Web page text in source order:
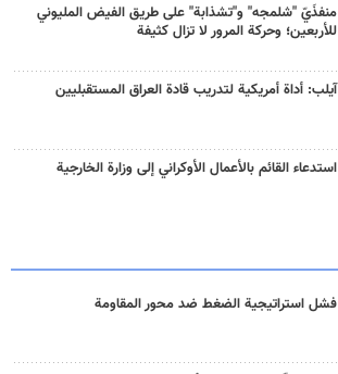
منفذَيّ "شلمجه" و"تشذابة" على طريق الفيض المليوني
للأربعين؛ وحركة المرور لا تزال كثيفة
آيلب: أداة أمريكية لتدريب قادة العراق المستقبليين
استدعاء القائم بالأعمال الأوكراني إلى وزارة الخارجية
فشل استراتيجية الضغط ضد محور المقاومة